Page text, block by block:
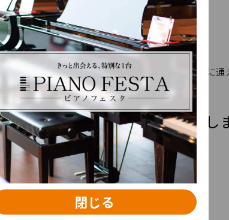
です。
基礎の見直しや音楽力を底上げしたい方
ど、なかなかきっかけがなくて…」「レッスンに通
方！そんな方へおすすめです！
さまざまなご要望にお応えし
おすすめ 閉じる